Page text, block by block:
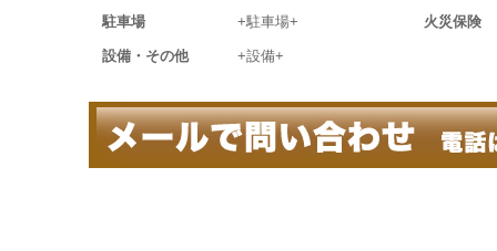
駐車場 +駐車場+ 火災保険
設備・その他 +設備+